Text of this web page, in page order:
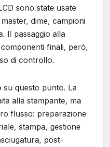
sono state usate
dime, campioni
Il passaggio alla
finali, però,
di controllo.
questo punto. La
alla stampante, ma
flusso: preparazione
stampa, gestione
post-